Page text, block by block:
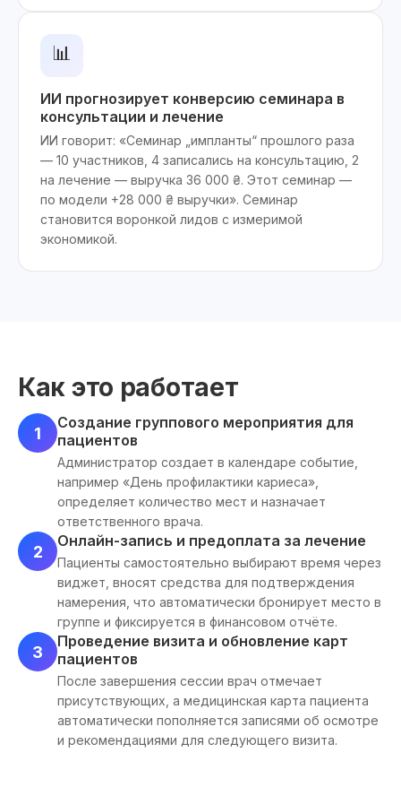
📊
ИИ прогнозирует конверсию семинара в
консультации и лечение
ИИ говорит: «Семинар „импланты“ прошлого раза
— 10 участников, 4 записались на консультацию, 2
на лечение — выручка 36 000 ₴. Этот семинар —
по модели +28 000 ₴ выручки». Семинар
становится воронкой лидов с измеримой
экономикой.
Как это работает
1
Создание группового мероприятия для
пациентов
Администратор создает в календаре событие,
например «День профилактики кариеса»,
определяет количество мест и назначает
ответственного врача.
2
Онлайн-запись и предоплата за лечение
Пациенты самостоятельно выбирают время через
виджет, вносят средства для подтверждения
намерения, что автоматически бронирует место в
группе и фиксируется в финансовом отчёте.
3
Проведение визита и обновление карт
пациентов
После завершения сессии врач отмечает
присутствующих, а медицинская карта пациента
автоматически пополняется записями об осмотре
и рекомендациями для следующего визита.